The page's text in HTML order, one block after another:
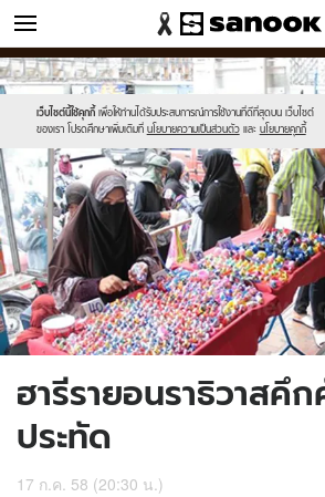
ข่าว
เว็บไซต์นี้ใช้คุกกี้ เพื่อให้ท่านได้รับประสบการณ์การใช้งานที่ดีที่สุดบน เว็บไซต์
ของเรา โปรดศึกษาเพิ่มเติมที่ นโยบายความเป็นส่วนตัว และ นโยบายคุกกี้
Sanook
//s.isanook.com/sr/0/images/logo-
new-
sanook.png
600
60
//s.isanook.com/ns/0/ud/366/1831998/632750-
01.jpg
ฮารีรายอนราธิวาสคึ
ประทัด
17 ก.ค. 58 (20:30 น.)